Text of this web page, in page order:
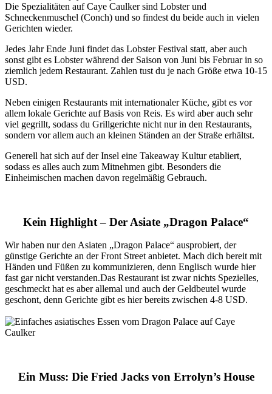
Die Spezialitäten auf Caye Caulker sind Lobster und
Schneckenmuschel (Conch) und so findest du beide auch in vielen
Gerichten wieder.
Jedes Jahr Ende Juni findet das Lobster Festival statt, aber auch
sonst gibt es Lobster während der Saison von Juni bis Februar in so
ziemlich jedem Restaurant. Zahlen tust du je nach Größe etwa 10-15
USD.
Neben einigen Restaurants mit internationaler Küche, gibt es vor
allem lokale Gerichte auf Basis von Reis. Es wird aber auch sehr
viel gegrillt, sodass du Grillgerichte nicht nur in den Restaurants,
sondern vor allem auch an kleinen Ständen an der Straße erhältst.
Generell hat sich auf der Insel eine Takeaway Kultur etabliert,
sodass es alles auch zum Mitnehmen gibt. Besonders die
Einheimischen machen davon regelmäßig Gebrauch.
Kein Highlight – Der Asiate „Dragon Palace“
Wir haben nur den Asiaten „Dragon Palace“ ausprobiert, der
günstige Gerichte an der Front Street anbietet. Mach dich bereit mit
Händen und Füßen zu kommunizieren, denn Englisch wurde hier
fast gar nicht verstanden.Das Restaurant ist zwar nichts Spezielles,
geschmeckt hat es aber allemal und auch der Geldbeutel wurde
geschont, denn Gerichte gibt es hier bereits zwischen 4-8 USD.
Ein Muss: Die Fried Jacks von Errolyn’s House